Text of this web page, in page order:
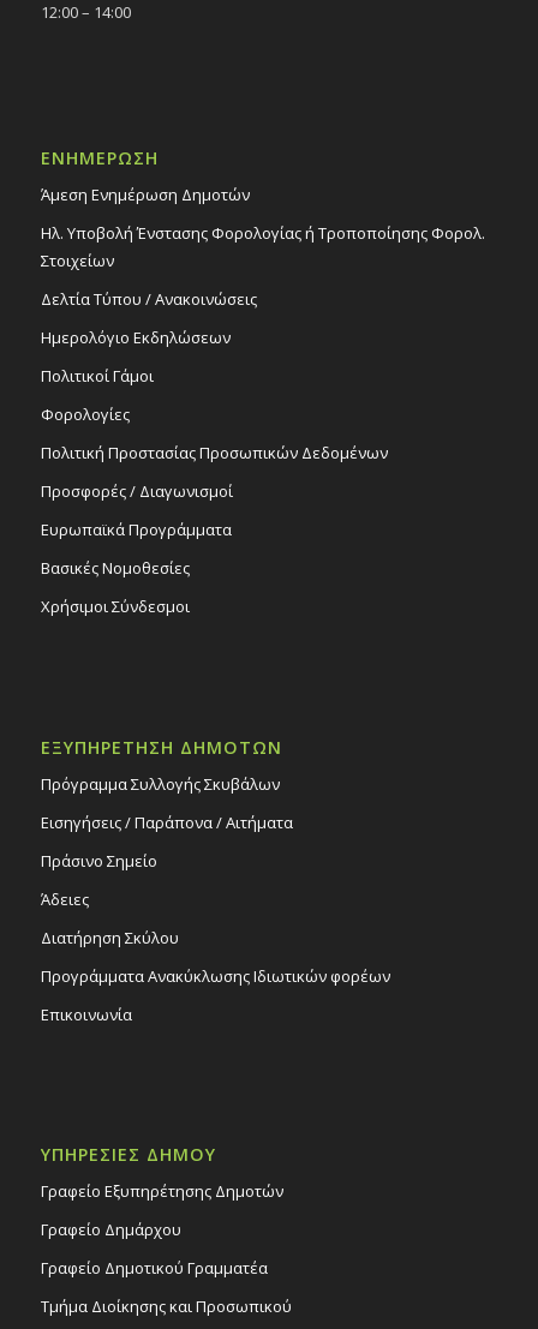
12:00 – 14:00
ΕΝΗΜΕΡΩΣΗ
Άμεση Ενημέρωση Δημοτών
Ηλ. Υποβολή Ένστασης Φορολογίας ή Τροποποίησης Φορολ.
Στοιχείων
Δελτία Τύπου / Ανακοινώσεις
Ημερολόγιο Εκδηλώσεων
Πολιτικοί Γάμοι
Φορολογίες
Πολιτική Προστασίας Προσωπικών Δεδομένων
Προσφορές / Διαγωνισμοί
Ευρωπαϊκά Προγράμματα
Βασικές Νομοθεσίες
Χρήσιμοι Σύνδεσμοι
ΕΞΥΠΗΡΕΤΗΣΗ ΔΗΜΟΤΩΝ
Πρόγραμμα Συλλογής Σκυβάλων
Εισηγήσεις / Παράπονα / Αιτήματα
Πράσινο Σημείο
Άδειες
Διατήρηση Σκύλου
Προγράμματα Ανακύκλωσης Ιδιωτικών φορέων
Επικοινωνία
ΥΠΗΡΕΣΙΕΣ ΔΗΜΟΥ
Γραφείο Εξυπηρέτησης Δημοτών
Γραφείο Δημάρχου
Γραφείο Δημοτικού Γραμματέα
Τμήμα Διοίκησης και Προσωπικού